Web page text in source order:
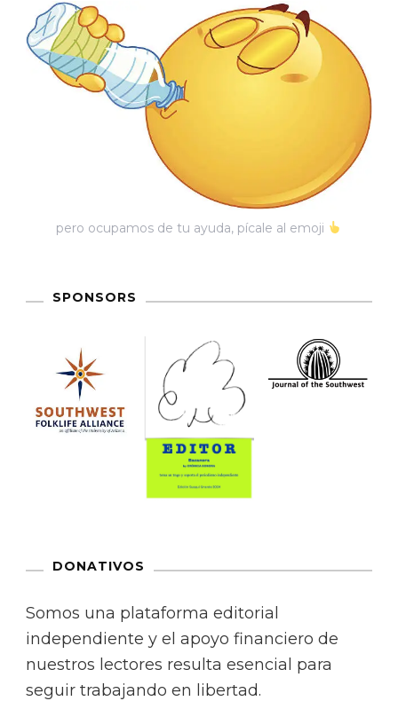
pero ocupamos de tu ayuda, pícale al emoji
SPONSORS
DONATIVOS
Somos una plataforma editorial
independiente y el apoyo financiero de
nuestros lectores resulta esencial para
seguir trabajando en libertad.